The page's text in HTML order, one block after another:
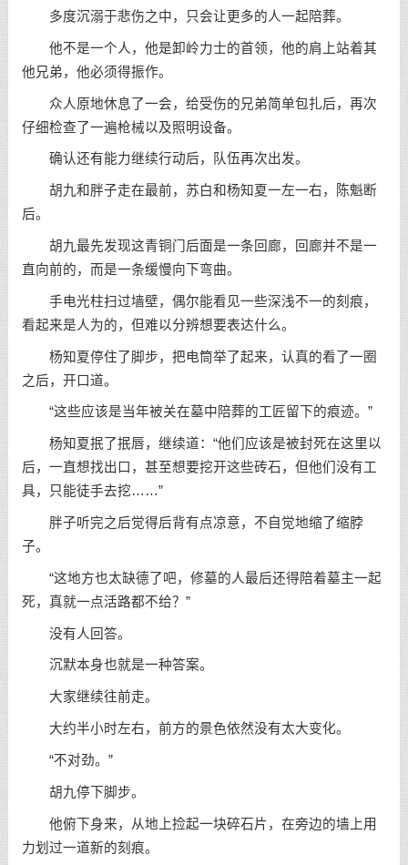
多度沉溺于悲伤之中，只会让更多的人一起陪葬。
他不是一个人，他是卸岭力士的首领，他的肩上站着其
他兄弟，他必须得振作。
众人原地休息了一会，给受伤的兄弟简单包扎后，再次
仔细检查了一遍枪械以及照明设备。
确认还有能力继续行动后，队伍再次出发。
胡九和胖子走在最前，苏白和杨知夏一左一右，陈魁断
后。
胡九最先发现这青铜门后面是一条回廊，回廊并不是一
直向前的，而是一条缓慢向下弯曲。
手电光柱扫过墙壁，偶尔能看见一些深浅不一的刻痕，
看起来是人为的，但难以分辨想要表达什么。
杨知夏停住了脚步，把电筒举了起来，认真的看了一圈
之后，开口道。
“这些应该是当年被关在墓中陪葬的工匠留下的痕迹。”
杨知夏抿了抿唇，继续道：“他们应该是被封死在这里以
后，一直想找出口，甚至想要挖开这些砖石，但他们没有工
具，只能徒手去挖……”
胖子听完之后觉得后背有点凉意，不自觉地缩了缩脖
子。
“这地方也太缺德了吧，修墓的人最后还得陪着墓主一起
死，真就一点活路都不给？”
没有人回答。
沉默本身也就是一种答案。
大家继续往前走。
大约半小时左右，前方的景色依然没有太大变化。
“不对劲。”
胡九停下脚步。
他俯下身来，从地上捡起一块碎石片，在旁边的墙上用
力划过一道新的刻痕。